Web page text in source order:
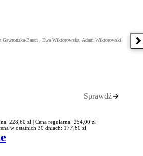
Gawrońska-Baran , Ewa Wiktorowska, Adam Wiktorowski
Sprawdź
228,60 zł | Cena regularna: 254,00 zł
w ostatnich 30 dniach: 177,80 zł